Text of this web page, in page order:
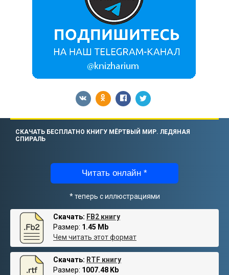
СКАЧАТЬ БЕСПЛАТНО КНИГУ МЁРТВЫЙ МИР. ЛЕДЯНАЯ
СПИРАЛЬ
Читать онлайн *
* теперь с иллюстрациями
Скачать: FB2 книгу
Размер: 1.45 Mb
Чем читать этот формат
Скачать: RTF книгу
Размер: 1007.48 Kb